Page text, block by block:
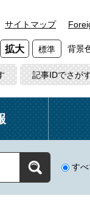
サイトマップ
拡大 標準 背景
記事IDでさが
すべ